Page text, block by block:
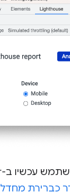
כברירת מחדל